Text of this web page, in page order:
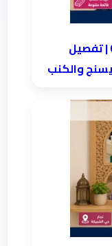
تفصيل أبواب بمكة 0546138860 | تفصيل
والكنب